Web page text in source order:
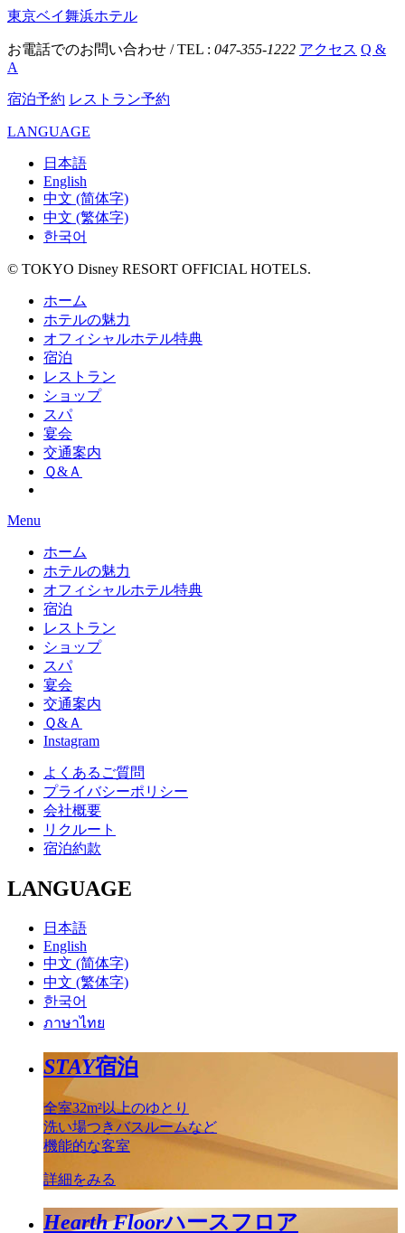
東京ベイ舞浜ホテル
お電話でのお問い合わせ / TEL : 047-355-1222 アクセス Q &
A
宿泊予約 レストラン予約
LANGUAGE
日本語
English
中文 (简体字)
中文 (繁体字)
한국어
© TOKYO Disney RESORT OFFICIAL HOTELS.
ホーム
ホテルの魅力
オフィシャルホテル特典
宿泊
レストラン
ショップ
スパ
宴会
交通案内
Ｑ&Ａ
Menu
ホーム
ホテルの魅力
オフィシャルホテル特典
宿泊
レストラン
ショップ
スパ
宴会
交通案内
Ｑ&Ａ
Instagram
よくあるご質問
プライバシーポリシー
会社概要
リクルート
宿泊約款
LANGUAGE
日本語
English
中文 (简体字)
中文 (繁体字)
한국어
ภาษาไทย
STAY宿泊
全室32m²以上のゆとり
洗い場つきバスルームなど
機能的な客室
詳細をみる
Hearth Floorハースフロア